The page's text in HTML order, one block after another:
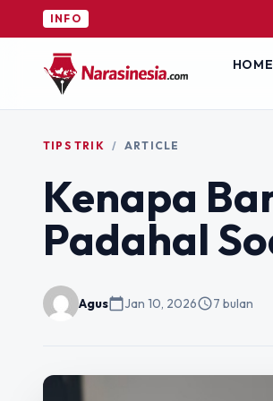
INFO
HOME
TIPS TRIK / ARTICLE
Kenapa
Padahal
Aguscalendar_todayJan 10, 2026schedule7 bulan